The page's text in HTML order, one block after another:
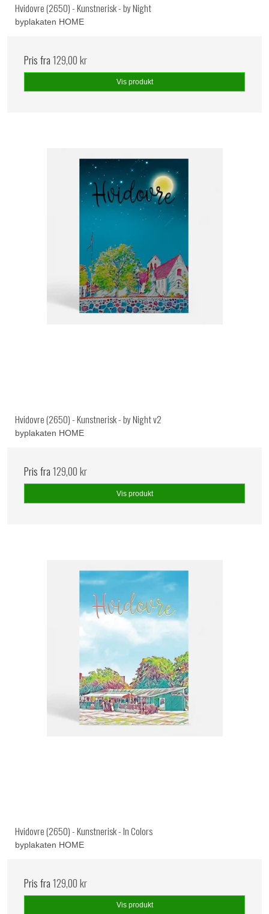
Hvidovre (2650) - Kunstnerisk - by Night
byplakaten HOME
Pris fra129,00 kr
Vis produkt
Hvidovre (2650) - Kunstnerisk - by Night v2
byplakaten HOME
Pris fra129,00 kr
Vis produkt
Hvidovre (2650) - Kunstnerisk - In Colors
byplakaten HOME
Pris fra129,00 kr
Vis produkt